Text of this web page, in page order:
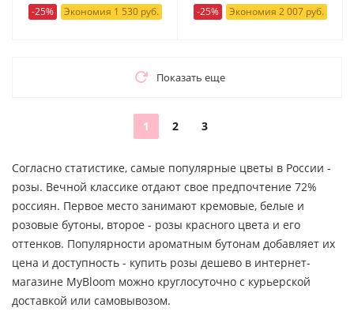
-25%
Экономия 1 530 руб.
-25%
Экономия 2 007 руб.
Показать еще
1 2 3
Согласно статистике, самые популярные цветы в России -
розы. Вечной классике отдают свое предпочтение 72%
россиян. Первое место занимают кремовые, белые и
розовые бутоны, второе - розы красного цвета и его
оттенков. Популярности ароматным бутонам добавляет их
цена и доступность - купить розы дешево в интернет-
магазине MyBloom можно круглосуточно с курьерской
доставкой или самовывозом.